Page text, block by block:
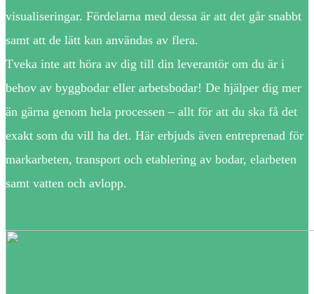
visualiseringar. Fördelarna med dessa är att det går snabbt
samt att de lätt kan användas av flera.
Tveka inte att höra av dig till din leverantör om du är i
behov av byggbodar eller arbetsbodar! De hjälper dig mer
än gärna genom hela processen – allt för att du ska få det
exakt som du vill ha det. Här erbjuds även entreprenad för
markarbeten, transport och etablering av bodar, elarbeten
samt vatten och avlopp.